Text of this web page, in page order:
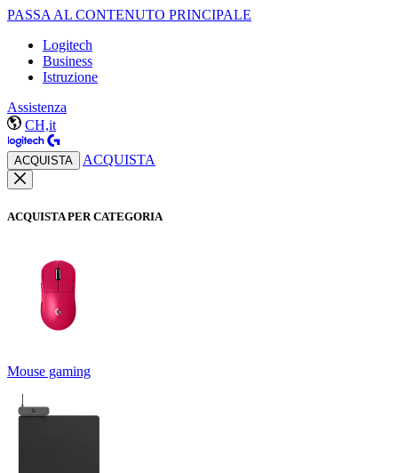
PASSA AL CONTENUTO PRINCIPALE
Logitech
Business
Istruzione
Assistenza
CH,it
ACQUISTA ACQUISTA
ACQUISTA PER CATEGORIA
Mouse gaming